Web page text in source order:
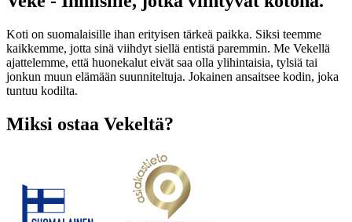
Koti on suomalaisille ihan erityisen tärkeä paikka. Siksi teemme
kaikkemme, jotta sinä viihdyt siellä entistä paremmin. Me Vekellä
ajattelemme, että huonekalut eivät saa olla ylihintaisia, tylsiä tai
jonkun muun elämään suunniteltuja. Jokainen ansaitsee kodin, joka
tuntuu kodilta.
Miksi ostaa Vekeltä?